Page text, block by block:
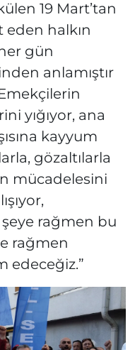
19 Mart’tan
eden halkın
gün
anlamıştır
Emekçilerin
yığıyor, ana
kayyum
gözaltılarla
mücadelesini
şeye rağmen bu
rağmen
edeceğiz.”